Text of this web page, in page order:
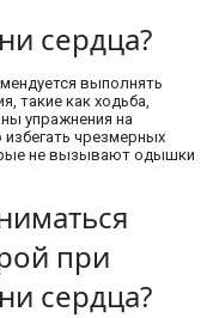
сердца?
выполнять
такие как ходьба,
упражнения на
чрезмерных
не вызывают одышки
при
сердца?